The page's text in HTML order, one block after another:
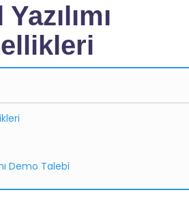
Demo Talebi